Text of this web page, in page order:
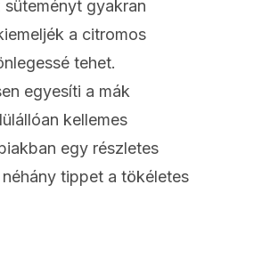
gyakran
a citromos
tehet.
egyesíti a mák
kellemes
egy részletes
tippet a tökéletes